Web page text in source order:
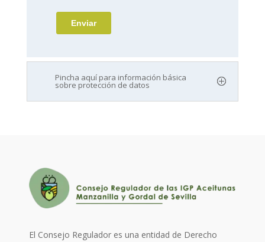
Pincha aquí para información básica
sobre protección de datos
El Consejo Regulador es una entidad de Derecho